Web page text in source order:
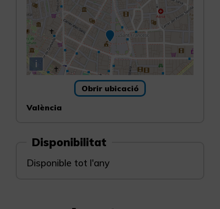
i
Obrir ubicació
València
Disponibilitat
Disponible tot l'any